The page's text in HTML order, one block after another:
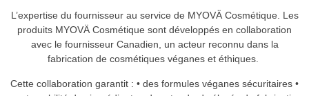
L’expertise du fournisseur au service de MYOVÄ Cosmétique. Les
produits MYOVÄ Cosmétique sont développés en collaboration
avec le fournisseur Canadien, un acteur reconnu dans la
fabrication de cosmétiques véganes et éthiques.
Cette collaboration garantit : • des formules véganes sécuritaires •